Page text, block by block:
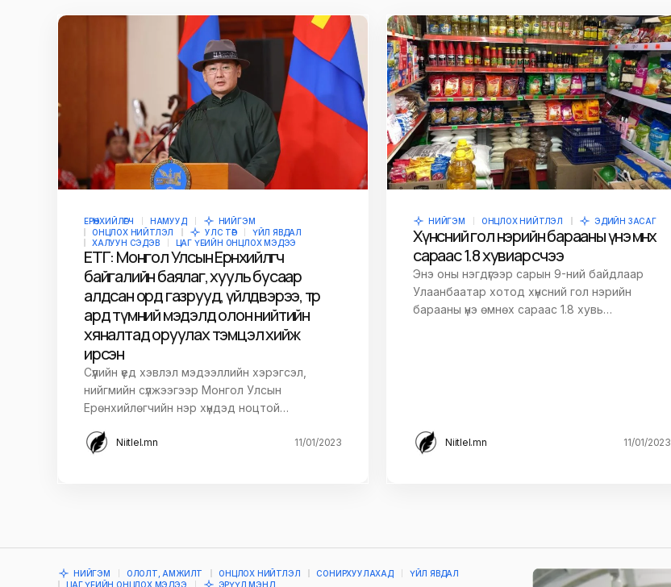
Сэтгэгдэл*
Name E-mail*
time I comment.
Илгээх
ЕРӨНХИЙЛӨГЧ НАМУУД
НИЙГЭМ
ОНЦЛОХ НИЙТЛЭЛ
УЛС ТӨР
ҮЙЛ ЯВДАЛ
ХАЛУУН СЭДЭВ
ЦАГ ҮЕИЙН ОНЦЛОХ МЭДЭЭ
ЕТГ: Монгол Улсын Ерөнхийлөгч
байгалийн баялаг, хууль бусаар
алдсан орд газрууд, үйлдвэрээ, төр
ард түмний мэдэлд олон нийтийн
хяналтад оруулах тэмцэл хийж
ирсэн
Сүүлийн үед хэвлэл мэдээллийн хэрэгсэл,
нийгмийн сүлжээгээр Монгол Улсын
Ерөнхийлөгчийн нэр хүндэд ноцтой…
Niitlel.mn 11/01/2023
НИЙГЭМ ОНЦЛОХ НИЙТЛЭЛ ЭДИЙН ЗАСАГ
Хүнсний гол нэрийн барааны үнэ өмнөх
сараас 1.8 хувиар өсчээ
Энэ оны нэгдүгээр сарын 9-ний байдлаар
Улаанбаатар хотод хүнсний гол нэрийн
барааны үнэ өмнөх сараас 1.8 хувь…
Niitlel.mn 11/01/2023
НИЙГЭМ ОЛОЛТ, АМЖИЛТ ОНЦЛОХ НИЙТЛЭЛ СОНИРХУУЛАХАД
ҮЙЛ ЯВДАЛ
ЦАГ ҮЕИЙН ОНЦЛОХ МЭДЭЭ
ЭРҮҮЛ МЭНД